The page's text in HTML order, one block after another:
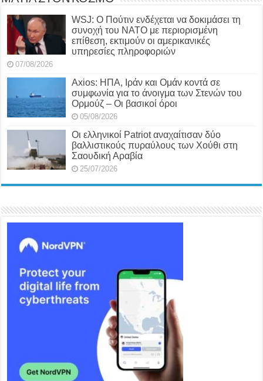
WSJ: Ο Πούτιν ενδέχεται να δοκιμάσει τη
συνοχή του ΝΑΤΟ με περιορισμένη
επίθεση, εκτιμούν οι αμερικανικές
υπηρεσίες πληροφοριών
07/08/2026
Axios: ΗΠΑ, Ιράν και Ομάν κοντά σε
συμφωνία για το άνοιγμα των Στενών του
Ορμούζ – Οι βασικοί όροι
05/08/2026
Οι ελληνικοί Patriot αναχαίτισαν δύο
βαλλιστικούς πυραύλους των Χούθι στη
Σαουδική Αραβία
25/07/2026